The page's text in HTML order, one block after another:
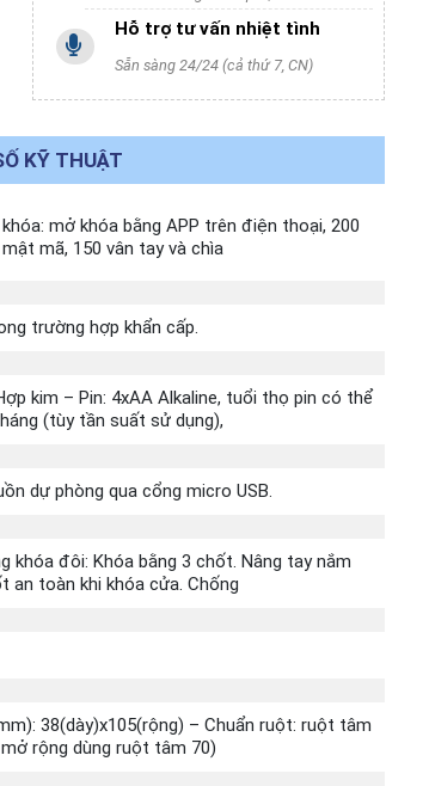
Hỗ trợ tư vấn nhiệt tình
Sẵn sàng 24/24 (cả thứ 7, CN)
KỸ THUẬT
khóa: mở khóa bằng APP trên điện thoại, 200
mã, 150 vân tay và chìa
trường hợp khẩn cấp.
kim – Pin: 4xAA Alkaline, tuổi thọ pin có thể
(tùy tần suất sử dụng),
dự phòng qua cổng micro USB.
khóa đôi: Khóa bằng 3 chốt. Nâng tay nắm
an toàn khi khóa cửa. Chống
38(dày)x105(rộng) – Chuẩn ruột: ruột tâm
rộng dùng ruột tâm 70)